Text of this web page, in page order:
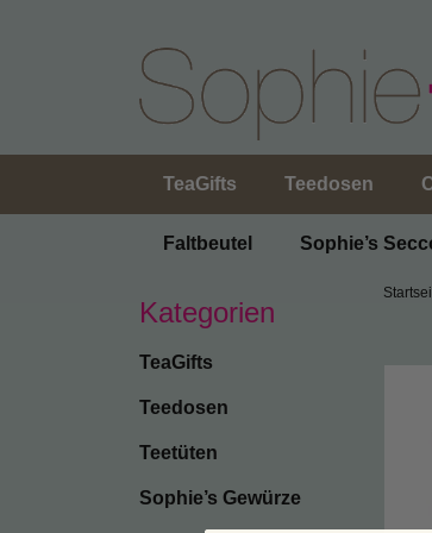
TeaGifts Teedosen
Faltbeutel Sophie’s
Kategorien
TeaGifts
Teedosen
Teetüten
Sophie’s Gewürze